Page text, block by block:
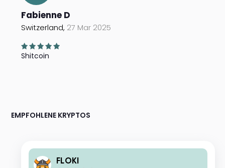
Fabienne D
Switzerland, 27 Mar 2025
Shitcoin
EMPFOHLENE KRYPTOS
FLOKI